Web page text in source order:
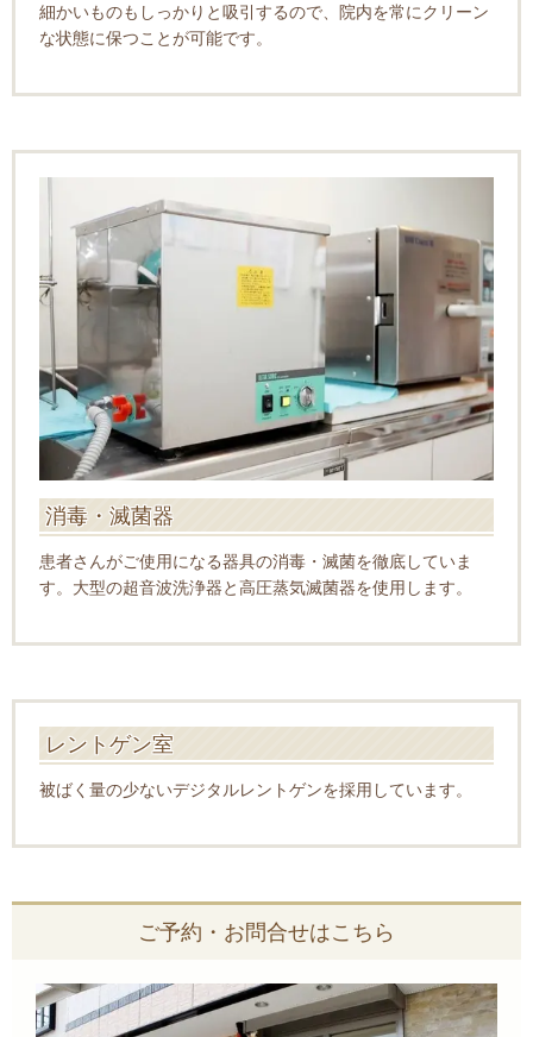
細かいものもしっかりと吸引するので、院内を常にクリーン
な状態に保つことが可能です。
消毒・滅菌器
患者さんがご使用になる器具の消毒・滅菌を徹底していま
す。 大型の超音波洗浄器と高圧蒸気滅菌器を使用します。
レントゲン室
被ばく量の少ないデジタルレントゲンを採用しています。
ご予約・お問合せはこちら